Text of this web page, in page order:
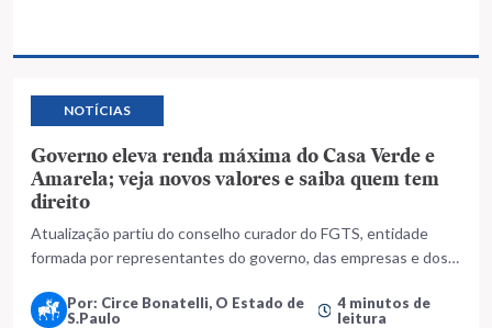
NOTÍCIAS
Governo eleva renda máxima do Casa Verde e
Amarela; veja novos valores e saiba quem tem
direito
Atualização partiu do conselho curador do FGTS, entidade
formada por representantes do governo, das empresas e dos
Por: Circe Bonatelli, O Estado de
S.Paulo
4 minutos de
leitura